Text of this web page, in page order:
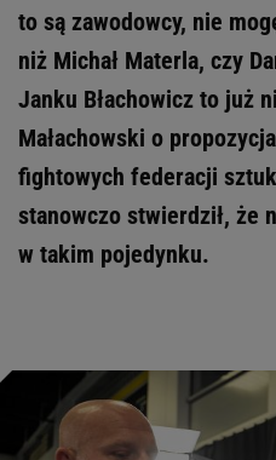
to są zawodowcy, nie
niż Michał Materla, czy
Janku Błachowicz to już
Małachowski o
fightowych federacji
stanowczo stwierdził, że
w takim pojedynku.